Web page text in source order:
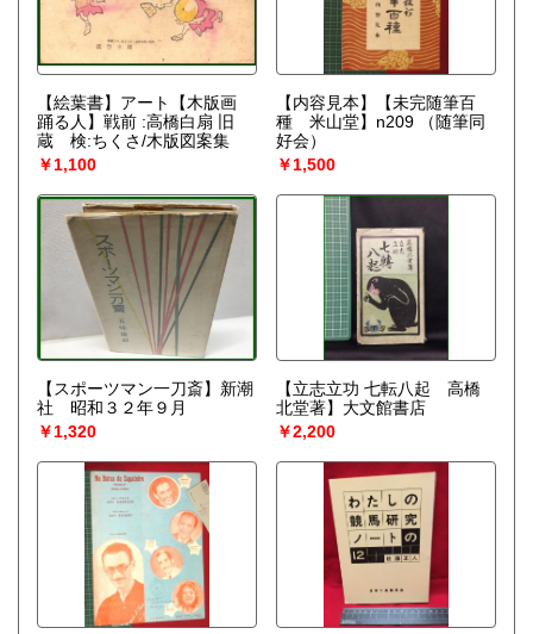
【絵葉書】アート【木版画
踊る人】戦前 :高橋白扇 旧
蔵 検:ちくさ/木版図案集
￥1,100
【内容見本】【未完随筆百
種 米山堂】n209
（随筆同
好会）
￥1,500
【スポーツマン一刀斎】新潮
社 昭和３２年９月
￥1,320
【立志立功 七転八起 高橋
北堂著】大文館書店
￥2,200